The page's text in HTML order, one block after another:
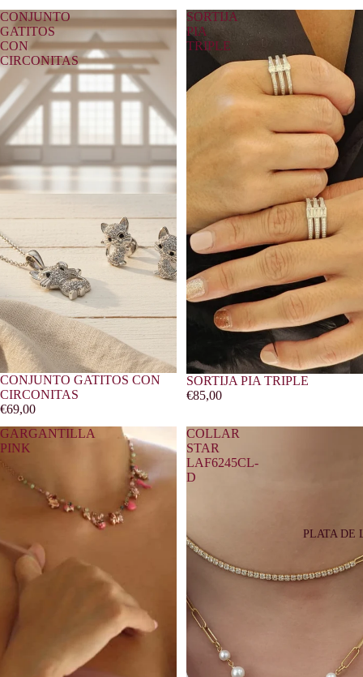
PLATA DE
CONJUNTO
GATITOS
CON
CIRCONITAS
CONJUNTO GATITOS CON
CIRCONITAS
€69,00
SORTIJA
PIA
TRIPLE
SORTIJA PIA TRIPLE
€85,00
GARGANTILLA
PINK
COLLAR
STAR
LAF6245CL-
D